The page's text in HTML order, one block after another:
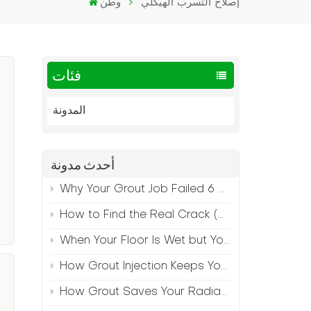
وطن إصلاح التسرب الهيكلي
فئات
المدونة
أحدث مدونة
Why Your Grout Job Failed 6 Months Later (And How to Prevent It)
How to Find the Real Crack (Because What You See Isn't Always the Source)
When Your Floor Is Wet but Your Crack Is Dry
How Grout Injection Keeps Your Retail Floors Looking Fresh
How Grout Saves Your Radiant Floor from Moisture Damage